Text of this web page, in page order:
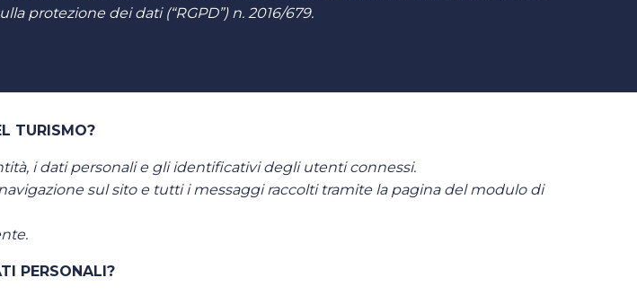
protezione dei dati (“RGPD”) n. 2016/679.
TURISMO?
i dati personali e gli identificativi degli utenti connessi.
sul sito e tutti i messaggi raccolti tramite la pagina del modulo di
PERSONALI?